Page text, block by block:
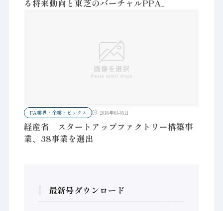
る将来動向と東芝のバーチャルPPA」
FA業界・企業トピックス 2018年8月8日
経産省 スタートアップファクトリー構築事
業、38事業を選出
最新号ダウンロード